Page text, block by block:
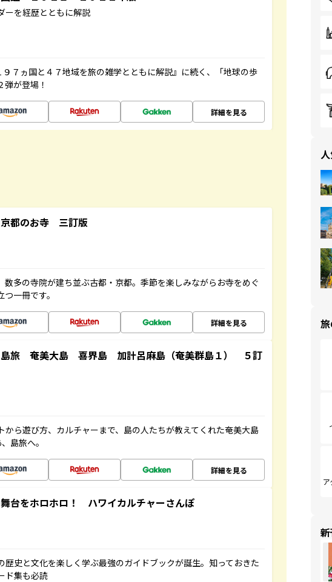
ーを経歴とともに解説
７ヵ国と４７地域を旅の雑学とともに解説』に続く、「地球の歩
が登場！
詳細を見る
都のお寺 三訂版
数多の寺院が建ち並ぶ古都・京都。季節を楽しみながらお寺をめぐ
一冊です。
詳細を見る
旅 奄美大島 喜界島 加計呂麻島（奄美群島１） ５訂
ら遊び方、カルチャーまで、島の人たちが教えてくれた奄美大島
島旅へ。
詳細を見る
台をホロホロ！ ハワイカルチャーさんぽ
歴史と文化を楽しく学ぶ最強のガイドブックが誕生。知っておきた
ド集も必読
ア